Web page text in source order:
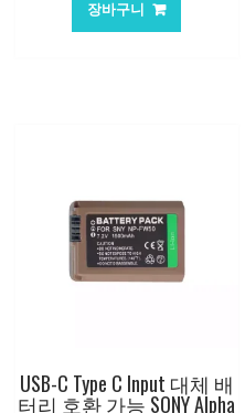
장바구니
USB-C Type C Input 대체 배
터리 호환 가능 SONY Alpha